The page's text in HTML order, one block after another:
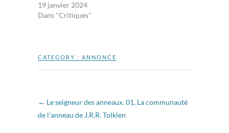
19 janvier 2024
Dans "Critiques"
CATEGORY : ANNONCE
← Le seigneur des anneaux. 01, La communauté
de l’anneau de J.R.R. Tolkien